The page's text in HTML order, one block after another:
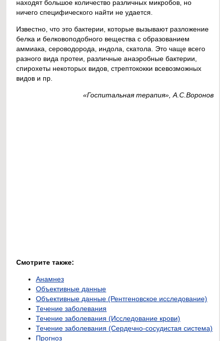
находят большое количество различных микробов, но
ничего специфического найти не удается.
Известно, что это бактерии, которые вызывают разложение
белка и белковоподобного вещества с образованием
аммиака, сероводорода, индола, скатола. Это чаще всего
разного вида протеи, различные анаэробные бактерии,
спирохеты некоторых видов, стрептококки всевозможных
видов и пр.
«Госпитальная терапия», А.С.Воронов
Смотрите также:
Анамнез
Объективные данные
Объективные данные (Рентгеновское исследование)
Течение заболевания
Течение заболевания (Исследование крови)
Течение заболевания (Сердечно-сосудистая система)
Прогноз